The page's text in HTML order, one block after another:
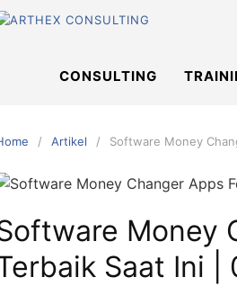
CONSULTING
Artikel Software Money
Money
Saat Ini |